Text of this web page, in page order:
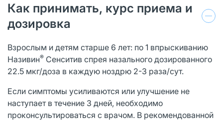
Как принимать, курс приема и
дозировка
Взрослым и детям старше 6 лет: по 1 впрыскиванию
Називин® Сенситив спрея назального дозированного
22.5 мкг/доза в каждую ноздрю 2-3 раза/сут.
Если симптомы усиливаются или улучшение не
наступает в течение 3 дней, необходимо
проконсультироваться с врачом. В рекомендованной